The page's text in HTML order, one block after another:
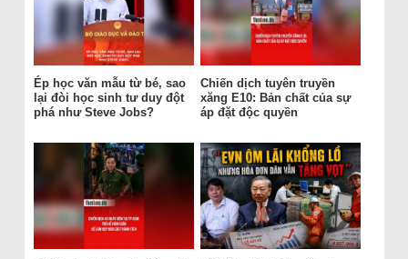
Ép học văn mẫu từ bé, sao
lại đòi học sinh tư duy đột
phá như Steve Jobs?
Chiến dịch tuyên truyền
xăng E10: Bản chất của sự
áp đặt độc quyền